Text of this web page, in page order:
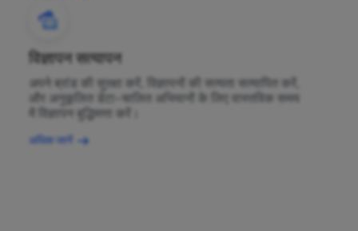
विज्ञापन सत्यापन
अपने ब्रांड की सुरक्षा करें, विज्ञापनों की सत्यता सत्यापित करें,
और अनुकूलित डेटा-चालित अभियानों के लिए वास्तविक समय
में विज्ञापन बुद्धिमत्ता करें।
अधिक जानें